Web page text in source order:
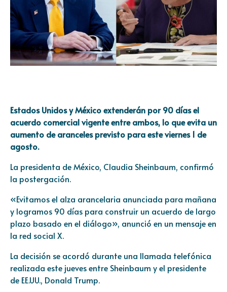
Estados Unidos y México extenderán por 90 días el
acuerdo comercial vigente entre ambos, lo que evita un
aumento de aranceles previsto para este viernes 1 de
agosto.
La presidenta de México, Claudia Sheinbaum, confirmó
la postergación.
«Evitamos el alza arancelaria anunciada para mañana
y logramos 90 días para construir un acuerdo de largo
plazo basado en el diálogo», anunció en un mensaje en
la red social X.
La decisión se acordó durante una llamada telefónica
realizada este jueves entre Sheinbaum y el presidente
de EE.UU., Donald Trump.